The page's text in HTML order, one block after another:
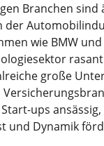
Branchen sind
der
wie BMW
große
ups ansässig,
und Dynamik